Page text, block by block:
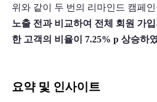
위와 같이 두 번의 리마인드 캠페
노출 전과 비교하여 전체 회원 가
한 고객의 비율이 7.25% p 상승하
요약 및 인사이트